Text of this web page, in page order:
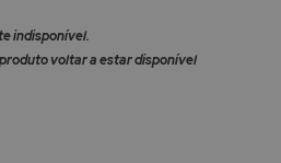
indisponível.
voltar a estar disponível